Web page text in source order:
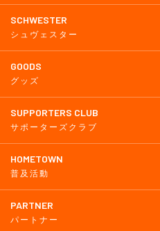
SCHWESTER
シュヴェスター
GOODS
グッズ
SUPPORTERS CLUB
サポーターズクラブ
HOMETOWN
普及活動
PARTNER
パートナー